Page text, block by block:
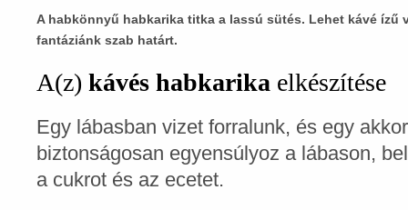
A habkönnyű habkarika titka a lassú sütés. Lehet kávé ízű
fantáziánk szab határt.
A(z) kávés habkarika elkészítése
Egy lábasban vizet forralunk, és egy
biztonságosan egyensúlyoz a lábason,
a cukrot és az ecetet.